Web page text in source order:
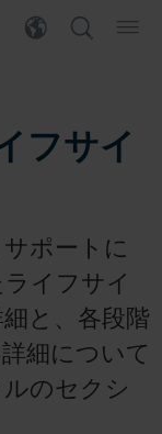
フサイ
ポートに
イフサイ
と、各段階
細について
のセクシ